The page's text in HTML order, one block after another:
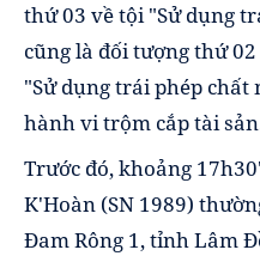
thứ 03 về tội "Sử dụng
cũng là đối tượng thứ
"Sử dụng trái phép
hành vi trộm cắp tài
Trước đó, khoảng
K'Hoàn (SN 1989)
Đam Rông 1, tỉnh Lâm